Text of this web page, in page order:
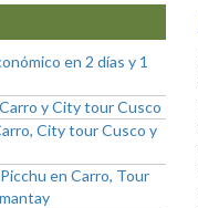
en 2 días y 1
y City tour Cusco
City tour Cusco y
en Carro, Tour